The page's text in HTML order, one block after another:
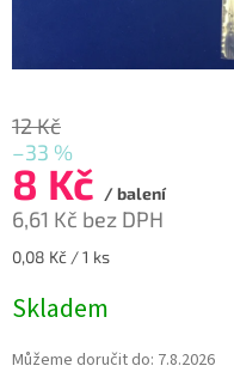
12 Kč
–33 %
8 Kč / balení
6,61 Kč bez DPH
Měrná
0,08 Kč / 1 ks
Skladem
Můžeme doručit do: 7.8.2026